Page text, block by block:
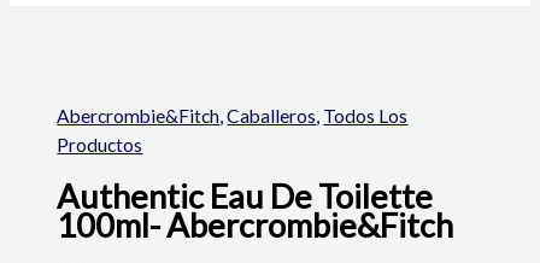
Abercrombie&Fitch,Caballeros, Todos Los
Productos
Authentic Eau De Toilette
100ml- Abercrombie&Fitch